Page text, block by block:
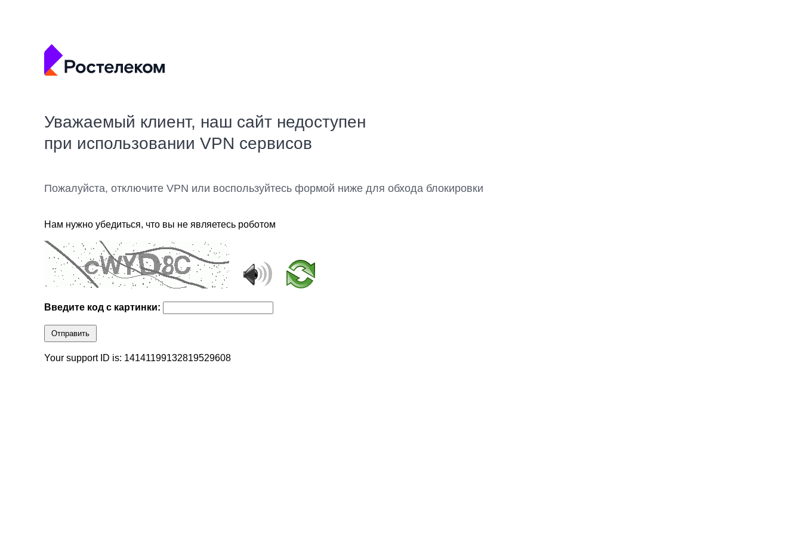
Уважаемый клиент, наш сайт недоступен
при использовании VPN сервисов
Пожалуйста, отключите VPN или воспользуйтесь формой ниже для обхода блокировки
Нам нужно убедиться, что вы не являетесь роботом
Введите код с картинки:
Отправить
Your support ID is: 14141199132819529608